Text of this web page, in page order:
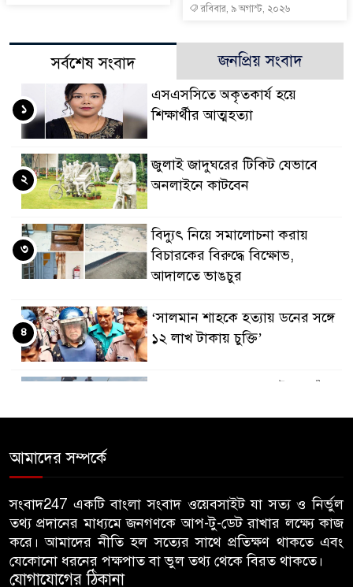
রবিবার, ৯ অগাস্ট, ২০২৬
সর্বশেষ সংবাদ জনপ্রিয় সংবাদ
এসএসসিতে অকৃতকার্য হয়ে
শিক্ষার্থীর আত্মহত্যা
১
জুলাই জাদুঘরের টিকিট যেভাবে
অনলাইনে কাটবেন
২
বিদ্যুৎ নিয়ে সমালোচনা করায়
বিচারকের বিরুদ্ধে বিক্ষোভ,
আদালতে ভাঙচুর
৩
‘সালমান শাহকে হত্যায় ডনের সঙ্গে
১২ লাখ টাকায় চুক্তি’
৪
ফ্যামিলি কার্ড শুমারিতে ছাত্রদল
নেতাকর্মীদের নিয়োগের দাবিতে
ইউএনও কার্যালয় ঘেরাও
৭
আমাদের সম্পর্কে
সংবাদ247 একটি বাংলা সংবাদ ওয়েবসাইট যা সত্য ও নির্ভুল
তথ্য প্রদানের মাধ্যমে জনগণকে আপ-টু-ডেট রাখার লক্ষ্যে কাজ
করে। আমাদের নীতি হল সত্যের সাথে প্রতিক্ষণ থাকতে এবং
যেকোনো ধরনের পক্ষপাত বা ভুল তথ্য থেকে বিরত থাকতে।
যোগাযোগের ঠিকানা